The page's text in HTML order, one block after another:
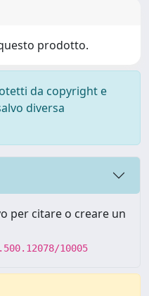
prodotto.
da copyright e
diversa
per citare o creare un
10005